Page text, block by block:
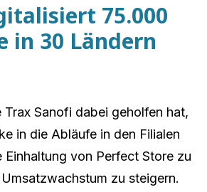
75.000
in 30 Ländern
Trax Sanofi dabei geholfen hat,
in die Abläufe in den Filialen
Einhaltung von Perfect Store zu
zu steigern.